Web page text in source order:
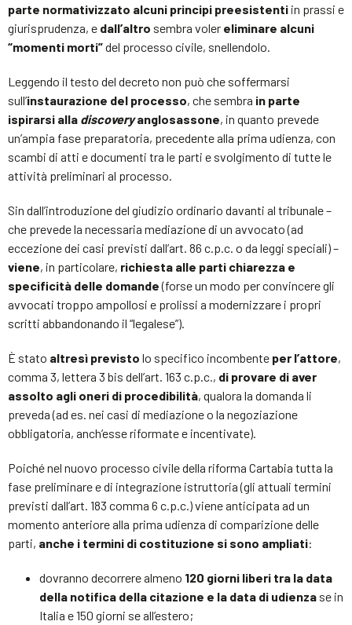
parte normativizzato alcuni principi preesistenti in prassi e
giurisprudenza, e dall’altro sembra voler eliminare alcuni
“momenti morti”del processo civile, snellendolo.
Leggendo il testo del decreto non può che soffermarsi
sull’instaurazione del processo, che sembra in parte
ispirarsi alla discoveryanglosassone, in quanto prevede
un’ampia fase preparatoria, precedente alla prima udienza, con
scambi di atti e documenti tra le parti e svolgimento di tutte le
attività preliminari al processo.
Sin dall’introduzione del giudizio ordinario davanti al tribunale –
che prevede la necessaria mediazione di un avvocato (ad
eccezione dei casi previsti dall’art. 86 c.p.c. o da leggi speciali) –
viene, in particolare, richiesta alle parti chiarezza e
specificità delle domande(forse un modo per convincere gli
avvocati troppo ampollosi e prolissi a modernizzare i propri
scritti abbandonando il “legalese”).
È stato altresì previsto lo specifico incombente per l’attore,
comma 3, lettera 3 bis dell’art. 163 c.p.c., di provare di aver
assolto agli oneri di procedibilità, qualora la domanda li
preveda (ad es. nei casi di mediazione o la negoziazione
obbligatoria, anch’esse riformate e incentivate).
Poiché nel nuovo processo civile della riforma Cartabia tutta la
fase preliminare e di integrazione istruttoria (gli attuali termini
previsti dall’art. 183 comma 6 c.p.c.) viene anticipata ad un
momento anteriore alla prima udienza di comparizione delle
parti, anche i termini di costituzione si sono ampliati:
dovranno decorrere almeno 120 giorni liberi tra la data
della notifica della citazione e la data di udienza se in
Italia e 150 giorni se all’estero;